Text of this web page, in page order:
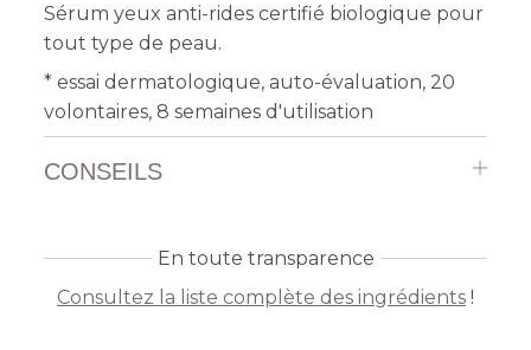
Sérum yeux anti-rides certifié biologique pour
tout type de peau.
* essai dermatologique, auto-évaluation, 20
volontaires, 8 semaines d'utilisation
CONSEILS
En toute transparence
Consultez la liste complète des ingrédients !